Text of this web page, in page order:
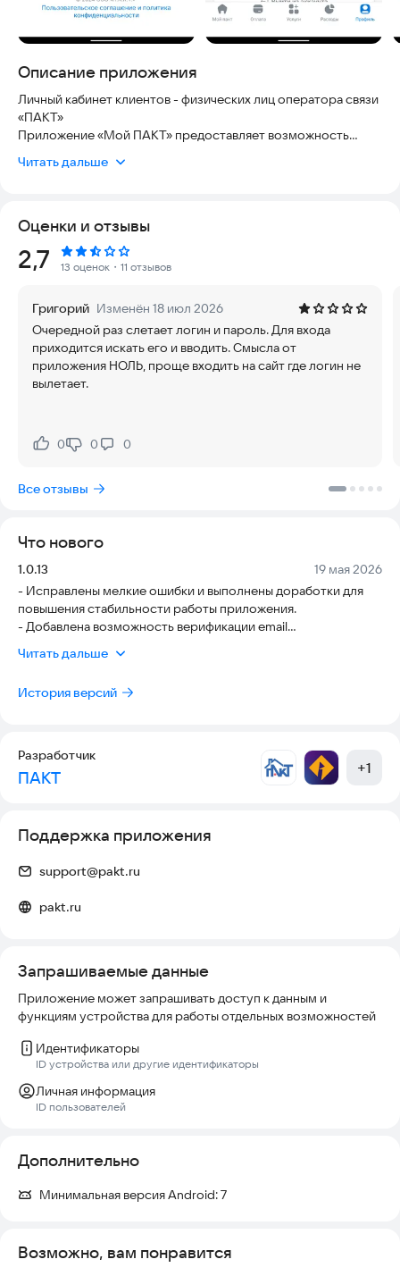
Описание приложения
Личный кабинет клиентов - физических лиц оператора связи
«ПАКТ»
Приложение «Мой ПАКТ» предоставляет возможность
мобильного устройства в любое время и любом месте при
историю платежей по любой из ваших услуг;
- Оплачивайте услуги любым удобным для вас способом.
Подключите и настройте автоплатеж, чтобы всегда быть на
возможностью отсрочки платежа сроком на 7 дней;
- Управляйте подключенными услугами и подписывайтесь на
новые. Смена тарифа, подключение дополнительных опций,
просмотр истории изменений всегда под рукой;
- Подпишитесь на рассылку актуальных уведомлений в
- Задавайте свои вопросы и получайте оперативный отклик
специалистов компании через обратную связь.
Читать дальше
Оценки и отзывы
Рейтинг:
2,7 13 оценок ・11 отзывов
Григорий Изменён 18 июл 2026
Очередной раз слетает логин и пароль. Для входа
приходится искать его и вводить. Смысла от
приложения НОЛЬ, проще входить на сайт где логин не
вылетает.
Нравится:
0Не нравится:
0 0
Все отзывы
Что нового
Версия:
1.0.13 Дата:
19 мая 2026
- Исправлены мелкие ошибки и выполнены доработки для
повышения стабильности работы приложения.
- Добавлена возможность верификации email
- Добавлена возможность прикреплять документы при
Читать дальше
История версий
Разработчик
ПАКТ +1
Поддержка приложения
support@pakt.ru
pakt.ru
Запрашиваемые данные
Приложение может запрашивать доступ к данным и
функциям устройства для работы отдельных возможностей
Идентификаторы
ID устройства или другие идентификаторы
Личная информация
ID пользователей
Дополнительно
Минимальная версия Android:7
Возможно, вам понравится